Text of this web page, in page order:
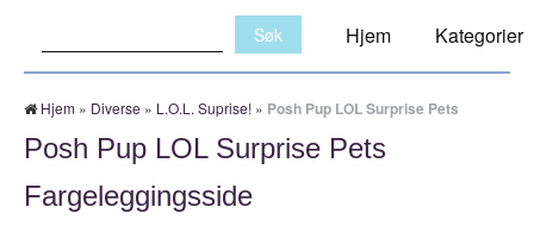
Hjem Kategorier
Hjem » Diverse » L.O.L. Suprise! » Posh Pup LOL Surprise Pets
Posh Pup LOL Surprise Pets
Fargeleggingsside